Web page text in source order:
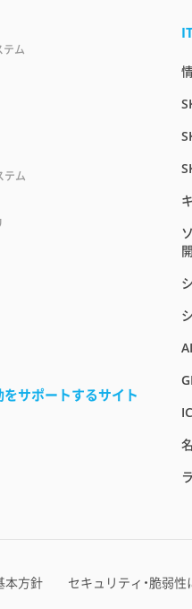
テム
テム
サポートするサイト
本方針 セキュリティ・脆弱性